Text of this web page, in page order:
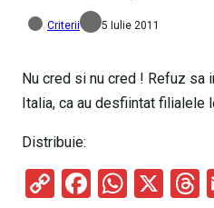
Criterii 5 Iulie 2011
Nu cred si nu cred ! Refuz sa
Italia, ca au desfiintat filialele
Distribuie:
C
F
W X